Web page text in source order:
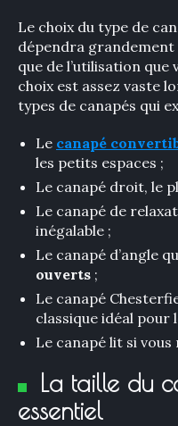
Le choix du type de
dépendra grandement
que de l’utilisation
choix est assez vaste
types de canapés qui
Le canapé
les petits espaces ;
Le canapé droit, le
Le canapé de
inégalable ;
Le canapé d’angle
ouverts ;
Le canapé
classique idéal pour
Le canapé lit si
La taille du
essentiel